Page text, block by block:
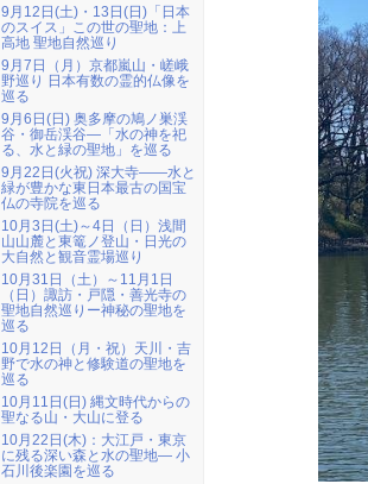
9月12日(土)・13日(日)「日本
のスイス」この世の聖地：上
高地 聖地自然巡り
9月7日（月）京都嵐山・嵯峨
野巡り 日本有数の霊的仏像を
巡る
9月6日(日) 奥多摩の鳩ノ巣渓
谷・御岳渓谷―「水の神を祀
る、水と緑の聖地」を巡る
9月22日(火祝) 深大寺――水と
緑が豊かな東日本最古の国宝
仏の寺院を巡る
10月3日(土)～4日（日）浅間
山山麓と東篭ノ登山・日光の
大自然と観音霊場巡り
10月31日（土）～11月1日
（日）諏訪・戸隠・善光寺の
聖地自然巡りー神秘の聖地を
巡る
10月12日（月・祝）天川・吉
野で水の神と修験道の聖地を
巡る
10月11日(日) 縄文時代からの
聖なる山・大山に登る
10月22日(木)：大江戸・東京
に残る深い森と水の聖地― 小
石川後楽園を巡る